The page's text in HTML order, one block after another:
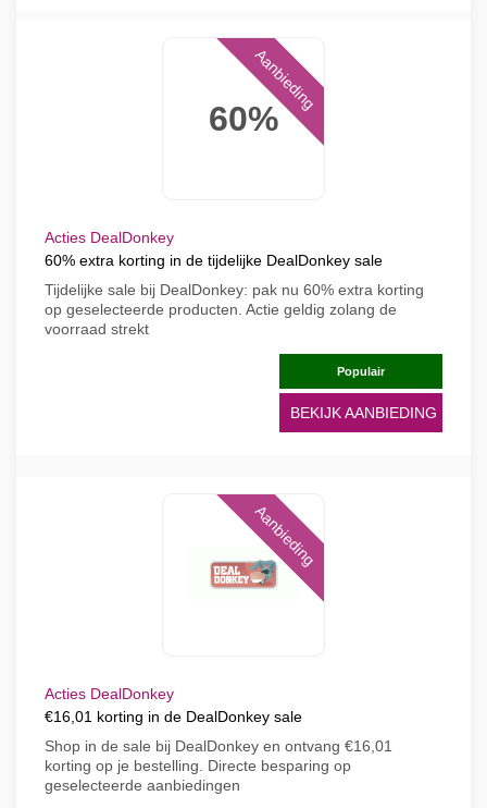
60%
Aanbieding
Acties DealDonkey
60% extra korting in de tijdelijke DealDonkey sale
Tijdelijke sale bij DealDonkey: pak nu 60% extra korting
op geselecteerde producten. Actie geldig zolang de
voorraad strekt
Populair
BEKIJK AANBIEDING
Aanbieding
Acties DealDonkey
€16,01 korting in de DealDonkey sale
Shop in de sale bij DealDonkey en ontvang €16,01
korting op je bestelling. Directe besparing op
geselecteerde aanbiedingen